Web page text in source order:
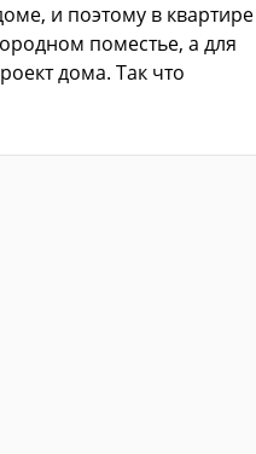
и поэтому в квартире
поместье, а для
дома. Так что